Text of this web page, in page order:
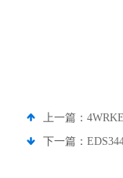
上一篇：
下一篇：